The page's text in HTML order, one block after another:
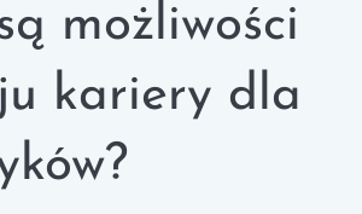
możliwości
kariery dla